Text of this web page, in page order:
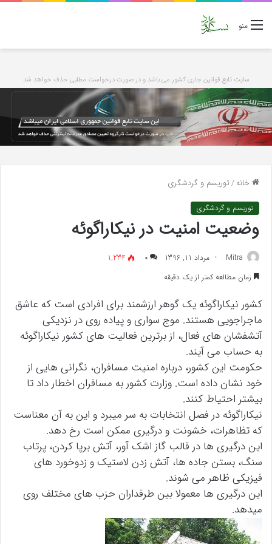
منو
سایت تابع قوانین جاری کشور می باشد و در صورت درخواست مطلبی حذف خواهد شد
خانه/توریسم و گردشگری
توریسم و گردشگری
وضعیت امنیت در نیکاراگوئه
Mitra مرداد 11, 1396 ۰
1,234
زمان مطالعه کمتر از یک دقیقه
کشور نیکاراگوئه یک گوهر ارزشمند برای افرادی است که عاشق
ماجراجویی هستند. موج سواری و پیاده روی در نزدیکی
آتشفشان های فعال، از برترین فعالیت های کشور نیکاراگوئه
به حساب می آیند.
حکومت این کشور، درباره امنیت مسافران، نگرانی هایی از
خود نشان داده است. وزارت کشور به مسافران اخطار داد تا
بیشتر احتیاط کنند.
نیکاراگوئه در فصل انتخابات به سر میبرد و این به آن معناست
که تظاهرات، خشونت و درگیری ممکن است رخ دهد.
این درگیری ها در قالب گاز اشک آور، آتش برپا کردن، پرتاب
سنگ، بستن جاده ها، آتش زدن لاستیک و زدوخورد های
فیزیکی ظاهر می شوند.
این درگیری ها معمولا بین طرفداران حزب های مختلف روی
میدهد.